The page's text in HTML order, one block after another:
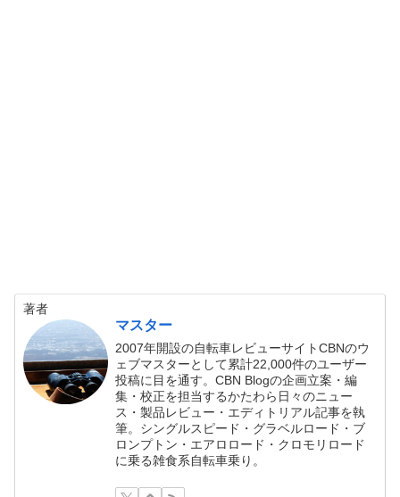
著者
マスター
2007年開設の自転車レビューサイトCBNのウ
ェブマスターとして累計22,000件のユーザー
投稿に目を通す。CBN Blogの企画立案・編
集・校正を担当するかたわら日々のニュー
ス・製品レビュー・エディトリアル記事を執
筆。シングルスピード・グラベルロード・ブ
ロンプトン・エアロロード・クロモリロード
に乗る雑食系自転車乗り。